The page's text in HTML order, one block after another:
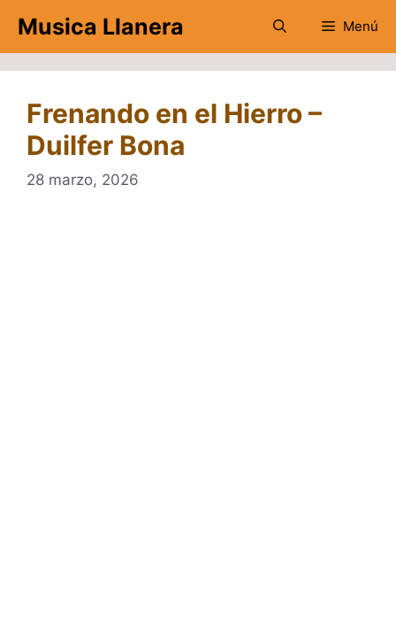
contenido
Musica Llanera Menú
Frenando en el Hierro –
Duilfer Bona
28 marzo, 2026